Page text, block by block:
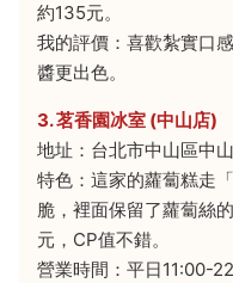
約135元。
我的評價：喜歡紮實口
醬更出色。
3. 茗香園冰室 (中山店)
地址：台北市中山區中
特色：這家的蘿蔔糕走
脆，裡面保留了蘿蔔絲
元，CP值不錯。
營業時間：平日11:00-